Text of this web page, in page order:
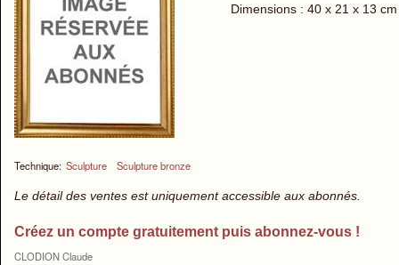
Technique: Sculpture Sculpture bronze
Dimensions : 40 x 21 x 13
Le détail des ventes est uniquement accessible aux abonnés.
Créez un compte gratuitement puis abonnez-vous !
CLODION Claude